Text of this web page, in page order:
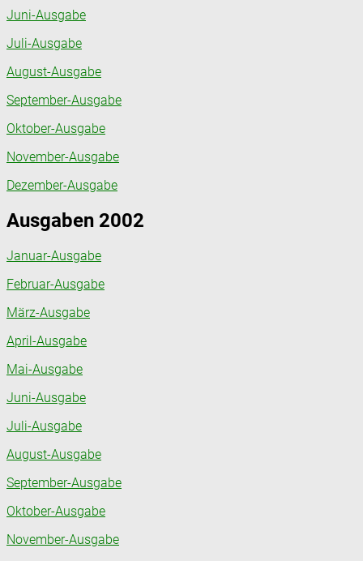
Juni-Ausgabe
Juli-Ausgabe
August-Ausgabe
September-Ausgabe
Oktober-Ausgabe
November-Ausgabe
Dezember-Ausgabe
Ausgaben 2002
Januar-Ausgabe
Februar-Ausgabe
März-Ausgabe
April-Ausgabe
Mai-Ausgabe
Juni-Ausgabe
Juli-Ausgabe
August-Ausgabe
September-Ausgabe
Oktober-Ausgabe
November-Ausgabe